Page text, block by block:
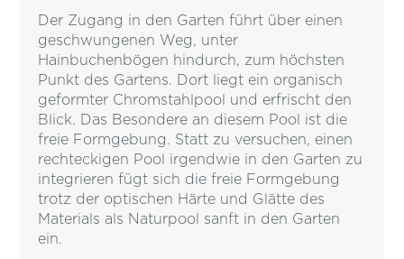
Der Zugang in den Garten führt über einen
geschwungenen Weg, unter
Hainbuchenbögen hindurch, zum höchsten
Punkt des Gartens. Dort liegt ein organisch
geformter Chromstahlpool und erfrischt den
Blick. Das Besondere an diesem Pool ist die
freie Formgebung. Statt zu versuchen, einen
rechteckigen Pool irgendwie in den Garten zu
integrieren fügt sich die freie Formgebung
trotz der optischen Härte und Glätte des
Materials als Naturpool sanft in den Garten
ein.